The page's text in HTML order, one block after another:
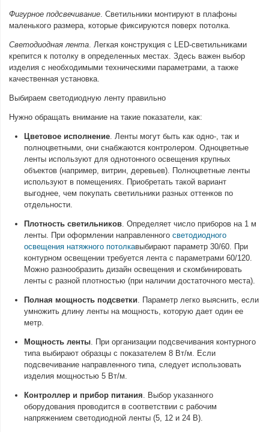
Фигурное подсвечивание. Светильники монтируют в плафоны
маленького размера, которые фиксируются поверх потолка.
Светодиодная лента. Легкая конструкция с LED-светильниками
крепится к потолку в определенных местах. Здесь важен выбор
изделия с необходимыми техническими параметрами, а также
качественная установка.
Выбираем светодиодную ленту правильно
Нужно обращать внимание на такие показатели, как:
Цветовое исполнение. Ленты могут быть как одно-, так и
полноцветными, они снабжаются контролером. Одноцветные
ленты используют для однотонного освещения крупных
объектов (например, витрин, деревьев). Полноцветные ленты
используют в помещениях. Приобретать такой вариант
выгоднее, чем покупать светильники разных оттенков по
отдельности.
Плотность светильников. Определяет число приборов на 1 м
ленты. При оформлении направленного светодиодного
освещения натяжного потолкавыбирают параметр 30/60. При
контурном освещении требуется лента с параметрами 60/120.
Можно разнообразить дизайн освещения и скомбинировать
ленты с разной плотностью (при наличии достаточного места).
Полная мощность подсветки. Параметр легко выяснить, если
умножить длину ленты на мощность, которую дает один ее
метр.
Мощность ленты. При организации подсвечивания контурного
типа выбирают образцы с показателем 8 Вт/м. Если
подсвечивание направленного типа, следует использовать
изделия мощностью 5 Вт/м.
Контроллер и прибор питания. Выбор указанного
оборудования проводится в соответствии с рабочим
напряжением светодиодной ленты (5, 12 и 24 В).